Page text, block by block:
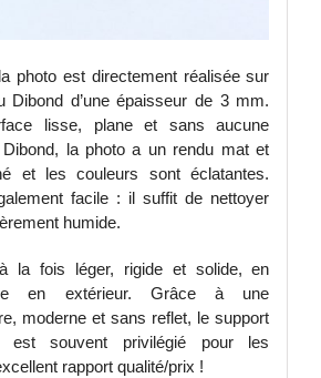
photo est directement réalisée sur
Dibond d’une épaisseur de 3 mm.
lisse, plane et sans aucune
Dibond, la photo a un rendu mat et
et les couleurs sont éclatantes.
facile : il suffit de nettoyer
humide.
la fois léger, rigide et solide, en
en extérieur. Grâce à une
moderne et sans reflet, le support
est souvent privilégié pour les
rapport qualité/prix !